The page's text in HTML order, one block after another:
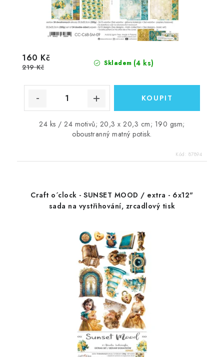
Skladem (4 ks)
160 Kč
219 Kč
24 ks / 24 motivů; 20,3 x 20,3 cm; 190 gsm;
oboustranný matný potisk.
Kód: 87894
Craft o´clock - SUNSET MOOD / extra - 6x12"
sada na vystřihování, zrcadlový tisk